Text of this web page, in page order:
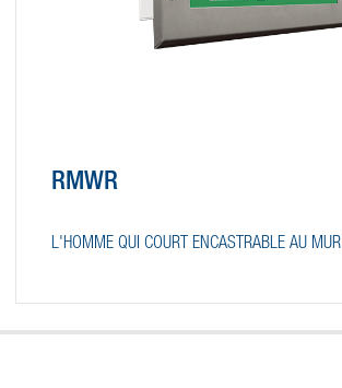
RMWR
L'HOMME QUI COURT ENCASTRABLE AU MUR